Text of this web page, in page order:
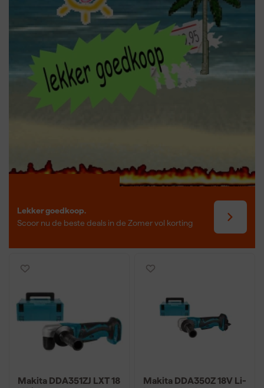
en ondergrond. Makita staat bekend om betrouwbare en
duurzame gereedschappen voor professioneel gebruik.
Lekker goedkoop.
Scoor nu de beste deals in de Zomer vol korting
Makita DDA351ZJ LXT 18
Makita DDA350Z 18V Li-